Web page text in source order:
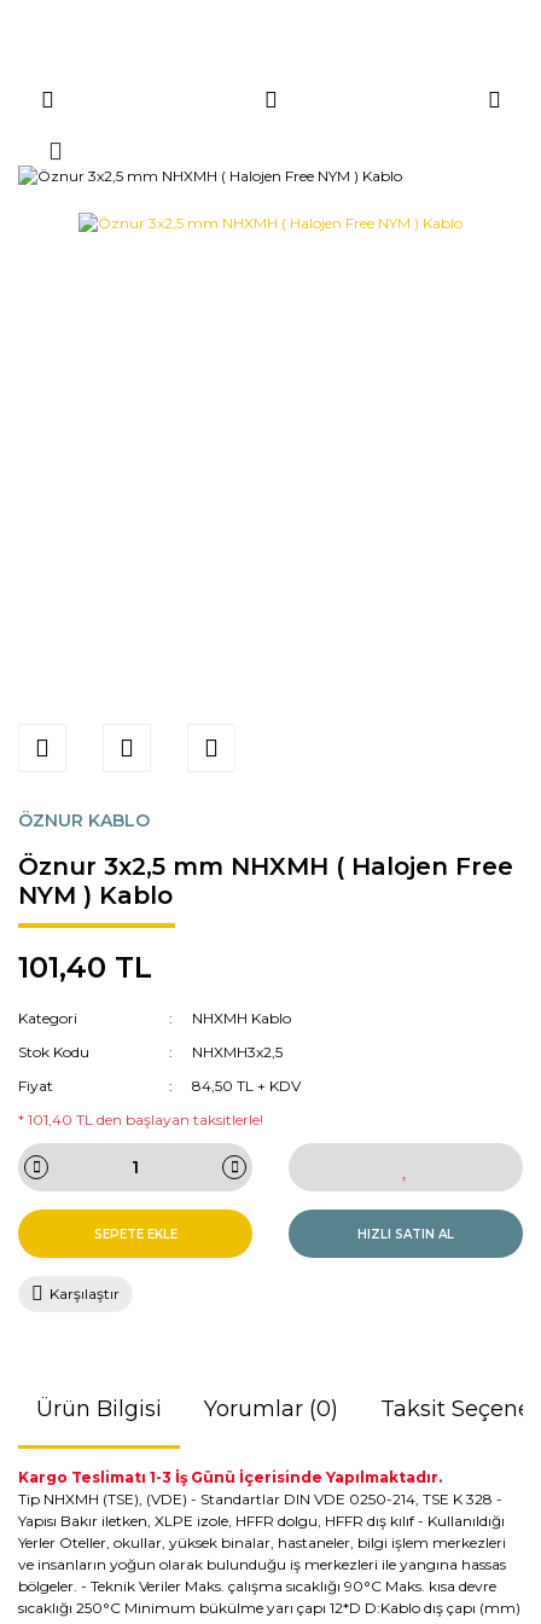
ÖZNUR KABLO
Öznur 3x2,5 mm NHXMH ( Halojen Free
NYM ) Kablo
101,40 TL
Kategori
NHXMH Kablo
Stok Kodu
NHXMH3x2,5
Fiyat
84,50 TL + KDV
* 101,40 TL den başlayan taksitlerle!
SEPETE EKLE HIZLI SATIN AL
Karşılaştır
Ürün Bilgisi Yorumlar (0) Taksit
Kargo Teslimatı 1-3 İş Günü İçerisinde Yapılmaktadır.
Tip NHXMH (TSE), (VDE) - Standartlar DIN VDE 0250-214, TSE K 328 -
Yapısı Bakır iletken, XLPE izole, HFFR dolgu, HFFR dış kılıf - Kullanıldığı
Yerler Oteller, okullar, yüksek binalar, hastaneler, bilgi işlem merkezleri
ve insanların yoğun olarak bulunduğu iş merkezleri ile yangına hassas
bölgeler. - Teknik Veriler Maks. çalışma sıcaklığı 90°C Maks. kısa devre
sıcaklığı 250°C Minimum bükülme yarı çapı 12*D D:Kablo dış çapı (mm)